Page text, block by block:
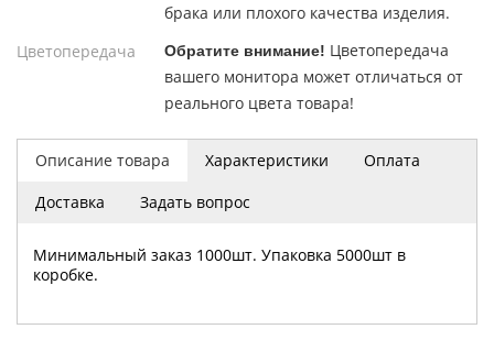
Описание товара Характеристики
Оплата
Доставка
Задать вопрос
Минимальный заказ 1000шт. Упаковка 5000шт в
коробке.
брака или плохого качества изделия.
Цветопередача
Обратите внимание! Цветопередача
вашего монитора может отличаться от
реального цвета товара!